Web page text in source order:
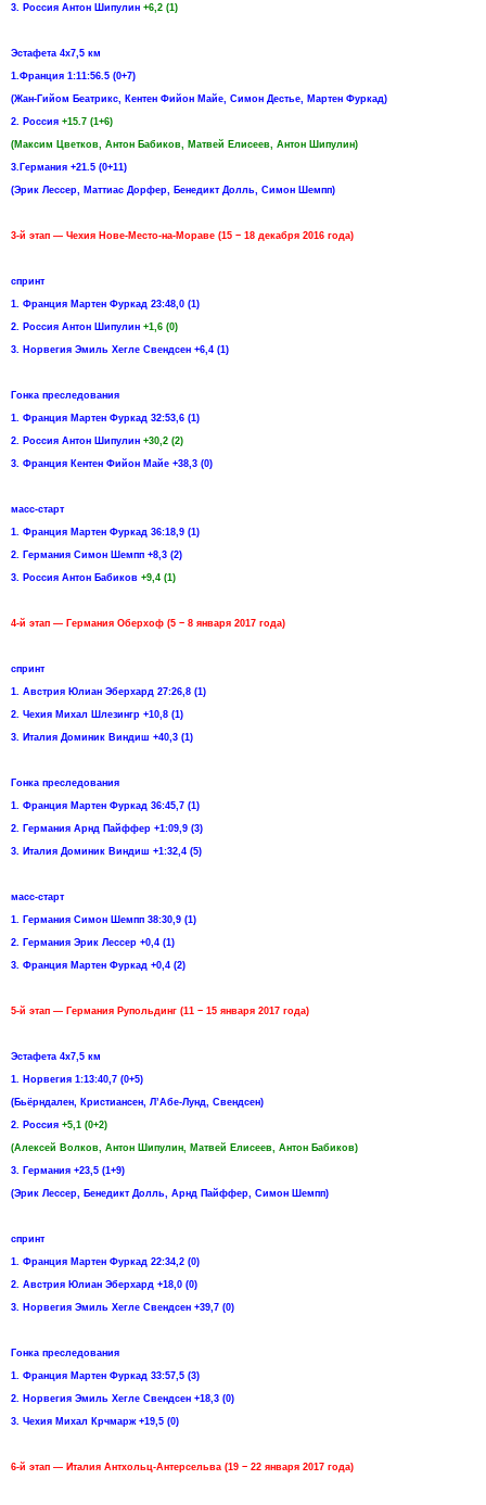
3. Россия Антон Шипулин +6,2 (1)
Эстафета 4х7,5 км
1.Франция 1:11:56.5 (0+7)
(Жан-Гийом Беатрикс, Кентен Фийон Майе, Симон Дестье, Мартен Фуркад)
2. Россия +15.7 (1+6)
(Максим Цветков, Антон Бабиков, Матвей Елисеев, Антон Шипулин)
3.Германия +21.5 (0+11)
(Эрик Лессер, Маттиас Дорфер, Бенедикт Долль, Симон Шемпп)
3-й этап — Чехия Нове-Место-на-Мораве (15 − 18 декабря 2016 года)
спринт
1. Франция Мартен Фуркад 23:48,0 (1)
2. Россия Антон Шипулин +1,6 (0)
3. Норвегия Эмиль Хегле Свендсен +6,4 (1)
Гонка преследования
1. Франция Мартен Фуркад 32:53,6 (1)
2. Россия Антон Шипулин +30,2 (2)
3. Франция Кентен Фийон Майе +38,3 (0)
масс-старт
1. Франция Мартен Фуркад 36:18,9 (1)
2. Германия Симон Шемпп +8,3 (2)
3. Россия Антон Бабиков +9,4 (1)
4-й этап — Германия Оберхоф (5 − 8 января 2017 года)
спринт
1. Австрия Юлиан Эберхард 27:26,8 (1)
2. Чехия Михал Шлезингр +10,8 (1)
3. Италия Доминик Виндиш +40,3 (1)
Гонка преследования
1. Франция Мартен Фуркад 36:45,7 (1)
2. Германия Арнд Пайффер +1:09,9 (3)
3. Италия Доминик Виндиш +1:32,4 (5)
масс-старт
1. Германия Симон Шемпп 38:30,9 (1)
2. Германия Эрик Лессер +0,4 (1)
3. Франция Мартен Фуркад +0,4 (2)
5-й этап — Германия Рупольдинг (11 − 15 января 2017 года)
Эстафета 4х7,5 км
1. Норвегия 1:13:40,7 (0+5)
(Бьёрндален, Кристиансен, Л’Абе-Лунд, Свендсен)
2. Россия +5,1 (0+2)
(Алексей Волков, Антон Шипулин, Матвей Елисеев, Антон Бабиков)
3. Германия +23,5 (1+9)
(Эрик Лессер, Бенедикт Долль, Арнд Пайффер, Симон Шемпп)
спринт
1. Франция Мартен Фуркад 22:34,2 (0)
2. Австрия Юлиан Эберхард +18,0 (0)
3. Норвегия Эмиль Хегле Свендсен +39,7 (0)
Гонка преследования
1. Франция Мартен Фуркад 33:57,5 (3)
2. Норвегия Эмиль Хегле Свендсен +18,3 (0)
3. Чехия Михал Крчмарж +19,5 (0)
6-й этап — Италия Антхольц-Антерсельва (19 − 22 января 2017 года)